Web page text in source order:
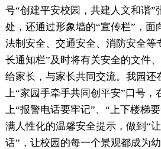
号“创建平安校园，共建人文和谐”
处，还通过形象墙的“宣传栏”，面
法制安全、交通安全、消防安全等
长通知栏”及时将有关安全的文件
给家长，与家长共同交流。我园还
上“家园手牵手共同创平安”口号，
上“报警电话要牢记”、“上下楼梯
满人性化的温馨安全提示，做到“
话”，让校园的每一个景观都成为